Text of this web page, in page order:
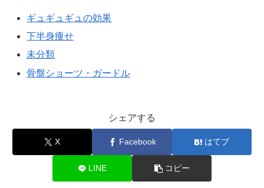
ギュギュギュの効果
下半身痩せ
未分類
骨盤ショーツ・ガードル
シェアする
X Facebook はてブ
LINE コピー